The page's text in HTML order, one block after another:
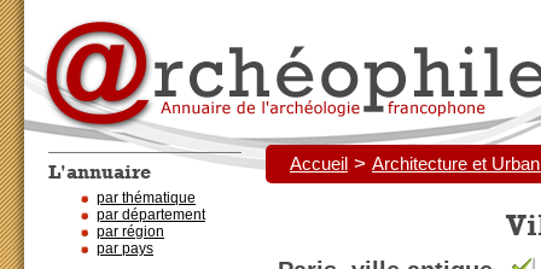
L'annuaire
par thématique
par département
par région
par pays
Accueil > Architecture et